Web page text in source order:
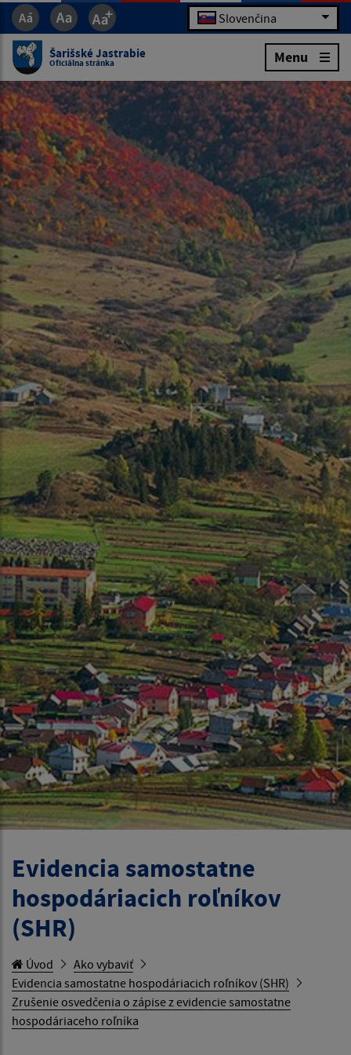
Slovenčina
Šarišské Jastrabie
Oficiálna stránka Menu
Evidencia samostatne
hospodáriacich roľníkov
(SHR)
Úvod
Ako vybaviť
Evidencia samostatne hospodáriacich roľníkov (SHR)
Zrušenie osvedčenia o zápise z evidencie samostatne
hospodáriaceho roľníka